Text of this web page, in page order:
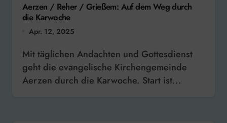
Aerzen / Reher / Grießem: Auf dem Weg durch
die Karwoche
Apr. 12, 2025
Mit täglichen Andachten und Gottesdienst
geht die evangelische Kirchengemeinde
Aerzen durch die Karwoche. Start ist...